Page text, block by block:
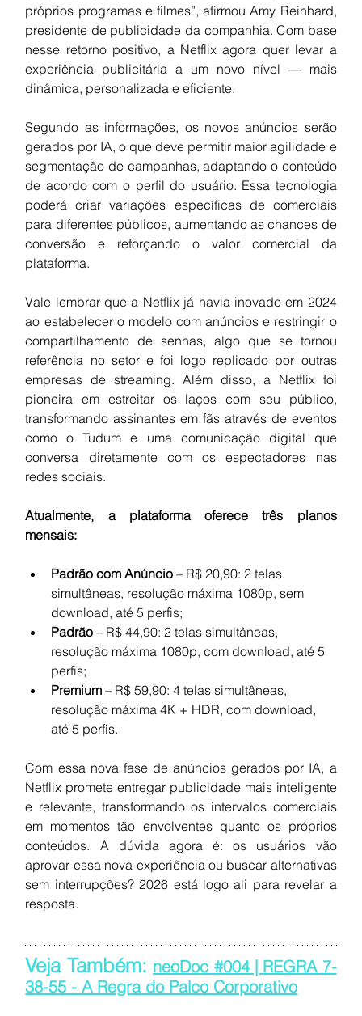
próprios programas e filmes”, afirmou Amy Reinhard,
presidente de publicidade da companhia. Com base
nesse retorno positivo, a Netflix agora quer levar a
experiência publicitária a um novo nível — mais
dinâmica, personalizada e eficiente.
Segundo as informações, os novos anúncios serão
gerados por IA, o que deve permitir maior agilidade e
segmentação de campanhas, adaptando o conteúdo
de acordo com o perfil do usuário. Essa tecnologia
poderá criar variações específicas de comerciais
para diferentes públicos, aumentando as chances de
conversão e reforçando o valor comercial da
plataforma.
Vale lembrar que a Netflix já havia inovado em 2024
ao estabelecer o modelo com anúncios e restringir o
compartilhamento de senhas, algo que se tornou
referência no setor e foi logo replicado por outras
empresas de streaming. Além disso, a Netflix foi
pioneira em estreitar os laços com seu público,
transformando assinantes em fãs através de eventos
como o Tudum e uma comunicação digital que
conversa diretamente com os espectadores nas
redes sociais.
Atualmente, a plataforma oferece três planos
mensais:
Padrão com Anúncio – R$ 20,90: 2 telas
simultâneas, resolução máxima 1080p, sem
download, até 5 perfis;
Padrão – R$ 44,90: 2 telas simultâneas,
resolução máxima 1080p, com download, até 5
perfis;
Premium – R$ 59,90: 4 telas simultâneas,
resolução máxima 4K + HDR, com download,
até 5 perfis.
Com essa nova fase de anúncios gerados por IA, a
Netflix promete entregar publicidade mais inteligente
e relevante, transformando os intervalos comerciais
em momentos tão envolventes quanto os próprios
conteúdos. A dúvida agora é: os usuários vão
aprovar essa nova experiência ou buscar alternativas
sem interrupções? 2026 está logo ali para revelar a
resposta.
Veja Também: neoDoc #004 | REGRA 7-
38-55 - A Regra do Palco Corporativo